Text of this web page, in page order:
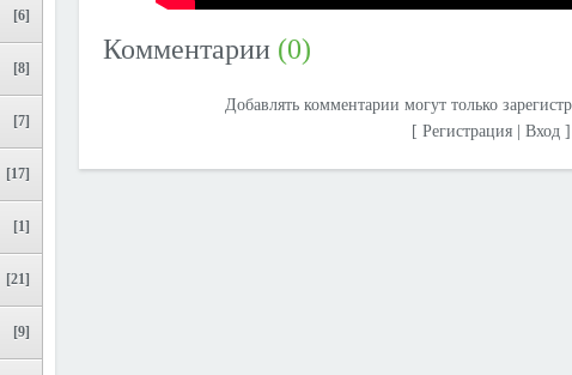
[6]
[8]
[7]
[17]
[1]
[21]
[9]
Комментарии (0)
Добавлять комментарии могут только
[ Регистрация| Вход]